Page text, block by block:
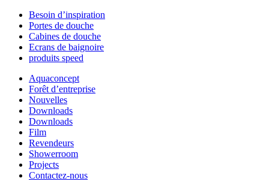
Besoin d’inspiration
Portes de douche
Cabines de douche
Ecrans de baignoire
produits speed
Aquaconcept
Forêt d’entreprise
Nouvelles
Downloads
Downloads
Film
Revendeurs
Showerroom
Projects
Contactez-nous